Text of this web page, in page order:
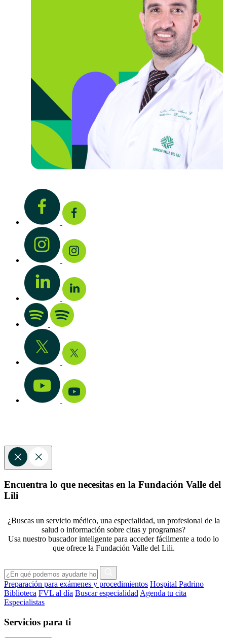
Encuentra lo que necesitas en la Fundación Valle del
Lili
¿Buscas un servicio médico, una especialidad, un profesional de la
salud o información sobre citas y programas?
Usa nuestro buscador inteligente para acceder fácilmente a todo lo
que ofrece la Fundación Valle del Lili.
Preparación para exámenes y procedimientos Hospital Padrino
Biblioteca FVL al día Buscar especialidad Agenda tu cita
Especialistas
Servicios para ti